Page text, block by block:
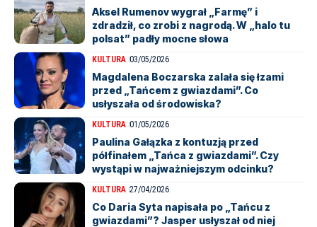
Aksel Rumenov wygrał „Farmę” i
zdradził, co zrobi z nagrodą. W „halo tu
polsat” padły mocne słowa
KULTURA 03/05/2026
Magdalena Boczarska zalała się łzami
przed „Tańcem z gwiazdami”. Co
usłyszała od środowiska?
KULTURA 01/05/2026
Paulina Gałązka z kontuzją przed
półfinałem „Tańca z gwiazdami”. Czy
wystąpi w najważniejszym odcinku?
KULTURA 27/04/2026
Co Daria Syta napisała po „Tańcu z
gwiazdami”? Jasper usłyszał od niej